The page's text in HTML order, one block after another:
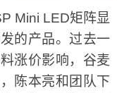
LED矩阵显
的产品。过去一
涨价影响，谷麦
陈本亮和团队下